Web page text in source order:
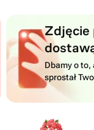
Dbamy o to,
sprostał